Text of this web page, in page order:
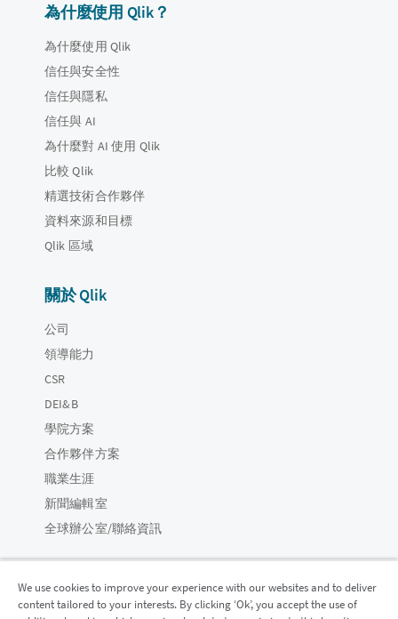
為什麼使用 Qlik？
為什麼使用 Qlik
信任與安全性
信任與隱私
信任與 AI
為什麼對 AI 使用 Qlik
比較 Qlik
精選技術合作夥伴
資料來源和目標
Qlik 區域
關於 Qlik
公司
領導能力
CSR
DEI&B
學院方案
合作夥伴方案
職業生涯
新聞編輯室
全球辦公室/聯絡資訊
We use cookies to improve your experience with our websites and to deliver
content tailored to your interests. By clicking ‘Ok’, you accept the use of